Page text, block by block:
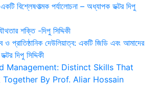
বিশ্লেষণাত্মক পর্যালোচনা – অধ্যাপক ডক্টর দিপু
শক্তি -দিপু সিদ্দিকী
ও প্রাতিষ্ঠানিক দেউলিয়াত্ব: একটি জিডি এবং আমাদের
দিপু সিদ্দিকী
Management: Distinct Skills That
Together By Prof. Aliar Hossain